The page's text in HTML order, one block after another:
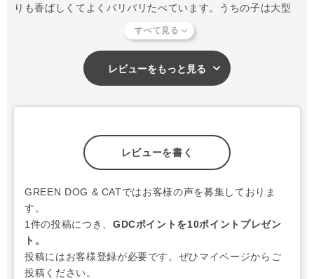
りも香ばしくてよくバリバリたべています。うちの子は大型
お口の小さい小型犬でもあげやすいと思います。
レビューをもっと見る
レビューを書く
GREEN DOG & CATではお客様の声を募集しておりま
す。
1件の投稿につき、 GDCポイントを10ポイントプレゼン
ト。
投稿にはお客様登録が必要です。ぜひマイページからご
投稿ください。